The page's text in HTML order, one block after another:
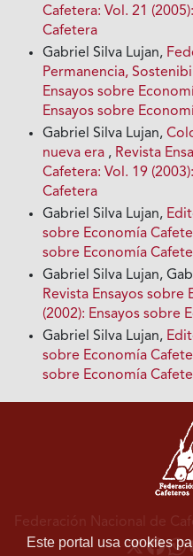
Cafetera: Vol. 21
Cafetera
Gabriel Silva Lujan,
Permanencia,
Ensayos sobre
Ensayos sobre
Gabriel Silva Lujan,
nueva era , Revista
Cafetera: Vol. 19
Cafetera
Gabriel Silva Lujan,
sobre Economía
sobre Economía
Gabriel Silva Lujan,
Revista Ensayos sobre
(2002): Ensayos sobre
Gabriel Silva Lujan,
sobre Economía
sobre Economía
Este portal usa cookies
Federación Nacional de